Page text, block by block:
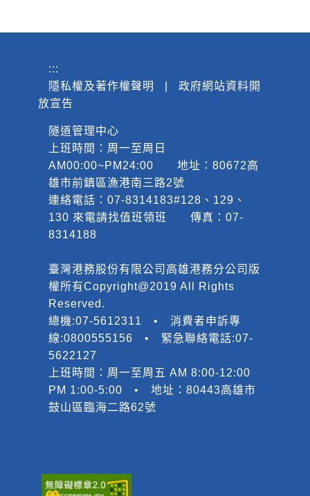
:::
隱私權及著作權聲明
政府網站資料開
放宣告
隧道管理中心
上班時間：周一至周日
AM00:00~PM24:00 地址：80672高
雄市前鎮區漁港南三路2號
連絡電話：07-8314183#128、129、
130 來電請找值班領班 傳真：07-
8314188
臺灣港務股份有限公司高雄港務分公司版
權所有Copyright@2019 All Rights
Reserved.
總機:07-5612311 • 消費者申訴專
線:0800555156 • 緊急聯絡電話:07-
5622127
上班時間：周一至周五 AM 8:00-12:00
PM 1:00-5:00 • 地址：80443高雄市
鼓山區臨海二路62號